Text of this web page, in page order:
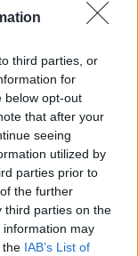
third parties, or
for
below opt-out
that after your
seeing
utilized by
parties prior to
the further
third parties on the
information may
the IAB’s List of
οι δύο
βαθμό σε